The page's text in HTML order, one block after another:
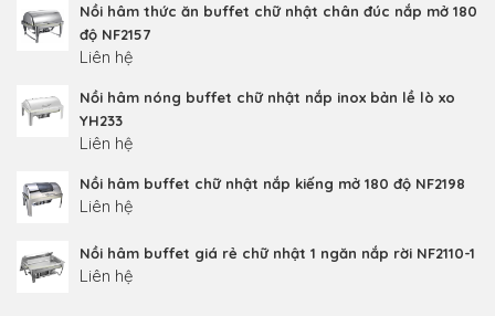
Nồi hâm thức ăn buffet chữ nhật chân đúc nắp mở 180
độ NF2157
Liên hệ
Nồi hâm nóng buffet chữ nhật nắp inox bản lề lò xo
YH233
Liên hệ
Nồi hâm buffet chữ nhật nắp kiếng mở 180 độ NF2198
Liên hệ
Nồi hâm buffet giá rẻ chữ nhật 1 ngăn nắp rời NF2110-1
Liên hệ